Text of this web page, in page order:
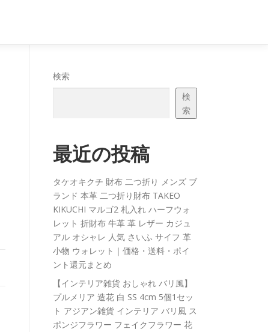
検索
検
索
最近の投稿
タケオキクチ 財布 二つ折り メンズ ブ
ランド 本革 二つ折り財布 TAKEO
KIKUCHI マルゴ2 札入れ ハーフウォ
レット 折財布 牛革 革 レザー カジュ
アル オシャレ 人気 さいふ サイフ 革
小物 ウォレット｜価格・送料・ポイ
ント還元まとめ
【インテリア雑貨 おしゃれ バリ風】
プルメリア 造花 白 SS 4cm 5個1セッ
ト アジアン雑貨 インテリア バリ風 ス
ポンジフラワー フェイクフラワー 花